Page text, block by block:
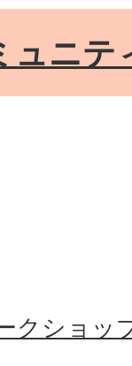
ュニテ
クショッ